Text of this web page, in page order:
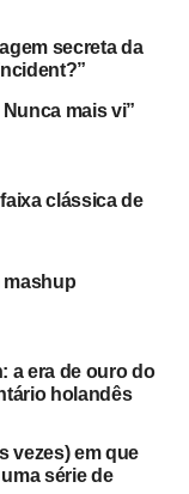
secreta da
mais vi”
clássica de
mashup
a era de ouro do
holandês
vezes) em que
série de